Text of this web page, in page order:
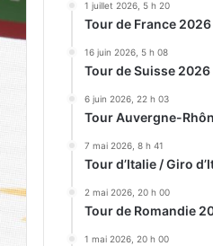
1 juillet 2026, 5 h 20
Tour de France
16 juin 2026, 5 h 08
Tour de Suisse 2026
6 juin 2026, 22 h 03
Tour Auvergne-
7 mai 2026, 8 h 41
Tour d’Italie / Giro
2 mai 2026, 20 h 00
Tour de Romandie
1 mai 2026, 20 h 00